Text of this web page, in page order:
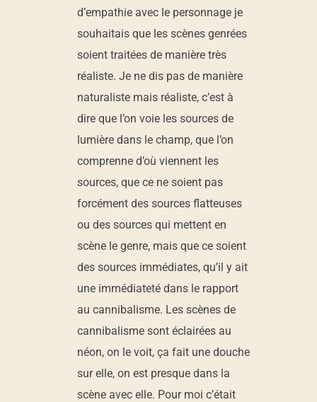
d’empathie avec le personnage je
souhaitais que les scènes genrées
soient traitées de manière très
réaliste. Je ne dis pas de manière
naturaliste mais réaliste, c’est à
dire que l’on voie les sources de
lumière dans le champ, que l’on
comprenne d’où viennent les
sources, que ce ne soient pas
forcément des sources flatteuses
ou des sources qui mettent en
scène le genre, mais que ce soient
des sources immédiates, qu’il y ait
une immédiateté dans le rapport
au cannibalisme. Les scènes de
cannibalisme sont éclairées au
néon, on le voit, ça fait une douche
sur elle, on est presque dans la
scène avec elle. Pour moi c’était